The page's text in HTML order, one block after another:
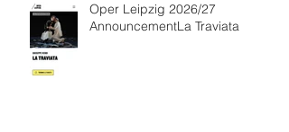
Oper Leipzig 2026/27
AnnouncementLa Traviata